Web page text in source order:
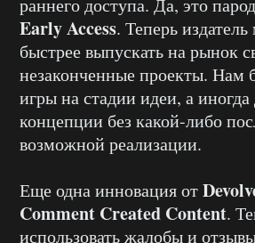
Early Access. Теперь
быстрее выпускать на рынок
незаконченные проекты. Нам
игры на стадии идеи, а
концепции без какой-либо
возможной реализации.
Еще одна инновация от
Comment Created Content.
использовать жалобы и